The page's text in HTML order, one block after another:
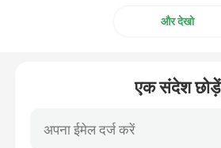
मोलिब्डेनम उत्पाद
और देखो
एक संदेश छोड़ें